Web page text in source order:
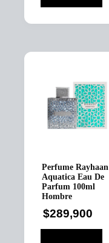
Perfume Rayhaan
Aquatica Eau De
Parfum 100ml
Hombre
$289,900